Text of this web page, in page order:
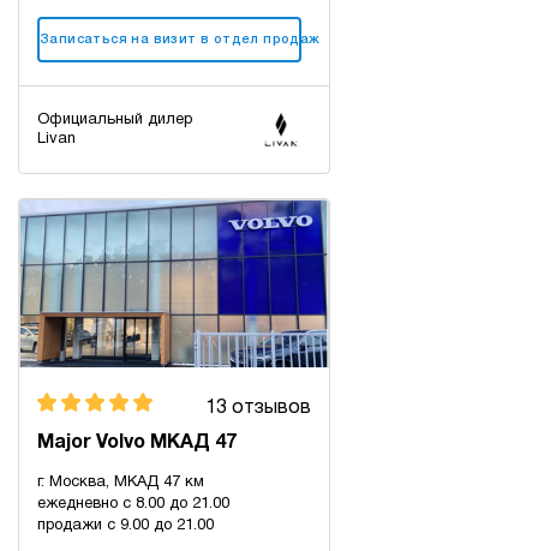
Записаться на визит в отдел продаж
Официальный дилер
Livan
13 отзывов
Major Volvo МКАД 47
г. Москва, МКАД 47 км
ежедневно с 8.00 до 21.00
продажи с 9.00 до 21.00